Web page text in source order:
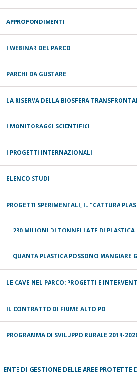
APPROFONDIMENTI
I WEBINAR DEL PARCO
PARCHI DA GUSTARE
LA RISERVA DELLA BIOSFERA
I MONITORAGGI SCIENTIFICI
I PROGETTI INTERNAZIONALI
ELENCO STUDI
PROGETTI SPERIMENTALI, IL "CATTURA
280 MILIONI DI TONNELLATE DI PLASTICA
QUANTA PLASTICA POSSONO MANGIARE
LE CAVE NEL PARCO: PROGETTI E
IL CONTRATTO DI FIUME ALTO PO
PROGRAMMA DI SVILUPPO RURALE 2014-
ENTE DI GESTIONE DELLE AREE PROTETTE